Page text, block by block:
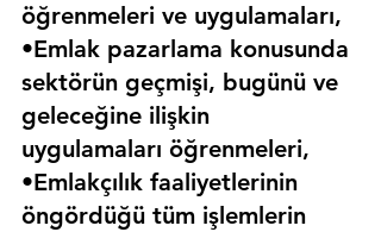
öğrenmeleri ve uygulamaları,
•Emlak pazarlama konusunda
sektörün geçmişi, bugünü ve
geleceğine ilişkin
uygulamaları öğrenmeleri,
•Emlakçılık faaliyetlerinin
öngördüğü tüm işlemlerin